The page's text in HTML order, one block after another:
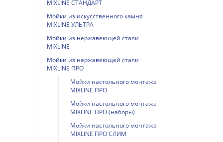
MIXLINE СТАНДАРТ
Мойки из искусственного камня
MIXLINE УЛЬТРА
Мойки из нержавеющей стали
MIXLINE
Мойки из нержавеющей стали
MIXLINE ПРО
Мойки настольного монтажа
MIXLINE ПРО
Мойки настольного монтажа
MIXLINE ПРО (наборы)
Мойки настольного монтажа
MIXLINE ПРО СЛИМ